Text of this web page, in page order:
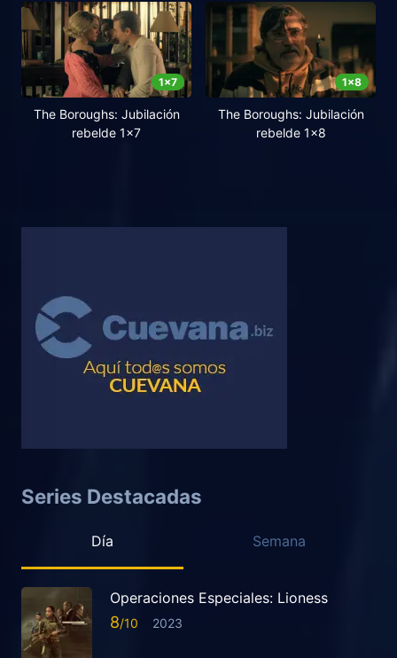
1x7
The Boroughs: Jubilación
rebelde 1x7
1x8
The Boroughs: Jubilación
rebelde 1x8
Series Destacadas
Día Semana
Operaciones Especiales: Lioness
8 2023